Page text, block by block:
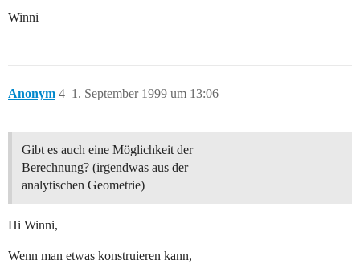
Winni
Anonym 1. September 1999 um 13:06
4
Gibt es auch eine Möglichkeit der
Berechnung? (irgendwas aus der
analytischen Geometrie)
Hi Winni,
Wenn man etwas konstruieren kann,